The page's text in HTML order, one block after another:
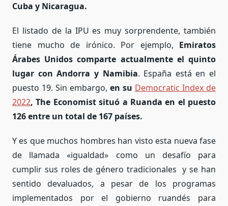
Cuba y Nicaragua.
El listado de la IPU es muy sorprendente, también
tiene mucho de irónico. Por ejemplo, Emiratos
Árabes Unidos comparte actualmente el quinto
lugar con Andorra y Namibia. España está en el
puesto 19. Sin embargo, en su Democratic Index de
2022, The Economist situó a Ruanda en el puesto
126 entre un total de 167 países.
Y es que muchos hombres han visto esta nueva fase
de llamada «igualdad» como un desafío para
cumplir sus roles de género tradicionales y se han
sentido devaluados, a pesar de los programas
implementados por el gobierno ruandés para